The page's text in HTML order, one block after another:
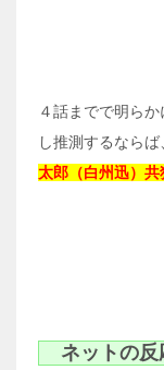
４話までで明ら
し推測するならば
太郎（白州迅）共
ネットの